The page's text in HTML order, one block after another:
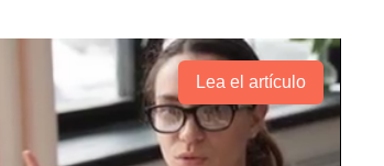
Lea el artículo